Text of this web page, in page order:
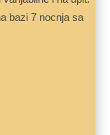
bazi 7 nocnja sa